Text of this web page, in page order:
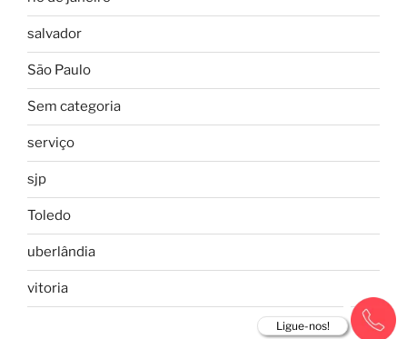
Ligue-nos!
salvador
São Paulo
Sem categoria
serviço
sjp
Toledo
uberlândia
vitoria